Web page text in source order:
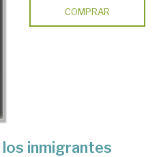
COMPRAR
inmigrantes